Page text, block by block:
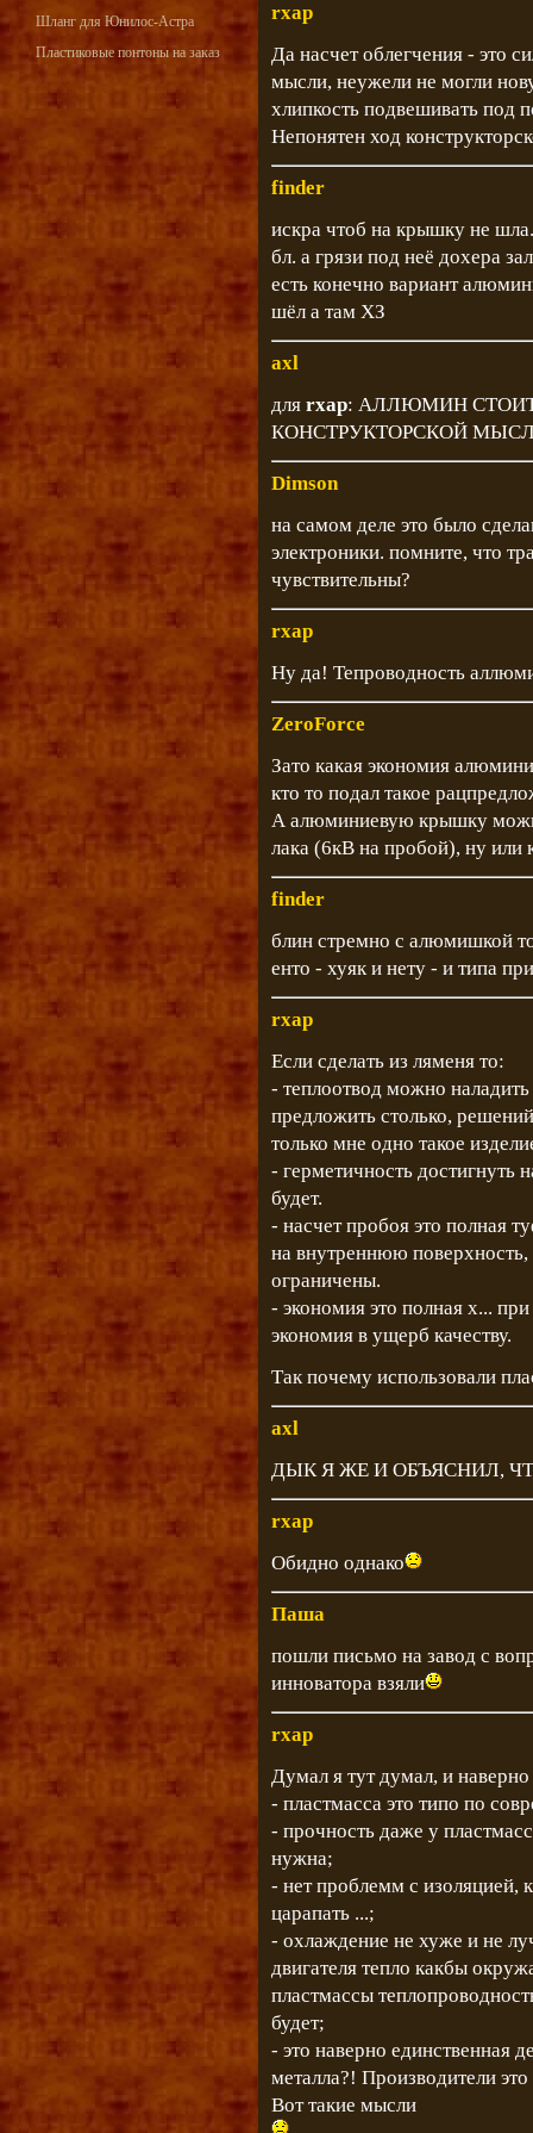
Шланг для Юнилос-Астра
Пластиковые понтоны на заказ
rxap
Да насчет облегчения - это
мысли, неужели не могли
хлипкость подвешивать под
Непонятен ход
finder
искра чтоб на крышку не
бл. а грязи под неё дохера
есть конечно вариант
шёл а там ХЗ
axl
для rxap: АЛЛЮМИН СТОИТ
КОНСТРУКТОРСКОЙ
Dimson
на самом деле это было
электроники. помните, что
чувствительны?
rxap
Ну да! Тепроводность
ZeroForce
Зато какая экономия
кто то подал такое
А алюминиевую крышку
лака (6кВ на пробой), ну или
finder
блин стремно с алюмишкой
енто - хуяк и нету - и типа
rxap
Если сделать из ляменя то:
- теплоотвод можно
предложить столько,
только мне одно такое
- герметичность достигнуть
будет.
- насчет пробоя это полная
на внутреннюю
ограничены.
- экономия это полная х...
экономия в ущерб качеству.
Так почему использовали
axl
ДЫК Я ЖЕ И ОБЪЯСНИЛ,
rxap
Обидно однако
Паша
пошли письмо на завод с
инноватора взяли
rxap
Думал я тут думал, и
- пластмасса это типо по
- прочность даже у
нужна;
- нет проблемм с изоляцией,
царапать ...;
- охлаждение не хуже и не
двигателя тепло какбы
пластмассы
будет;
- это наверно единственная
металла?! Производители
Вот такие мысли